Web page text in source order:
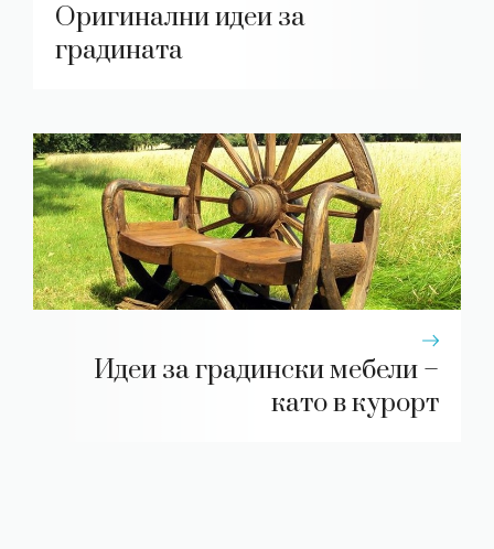
Оригинални идеи за
градината
Идеи за градински мебели –
като в курорт